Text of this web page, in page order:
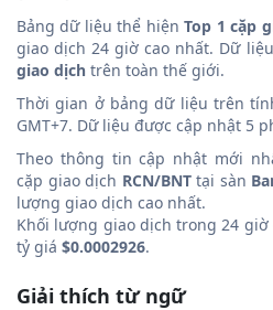
Bảng dữ liệu thể hiệnTop 1 cặp
giao dịch 24 giờ cao nhất. Dữ
giao dịch trên toàn thế giới.
Thời gian ở bảng dữ liệu trên
GMT+7. Dữ liệu được cập nhật 5
Theo thông tin cập nhật mới
cặp giao dịch RCN/BNTtại sàn
lượng giao dịch cao nhất.
Khối lượng giao dịch trong 24 giờ
tỷ giá $0.0002926.
Giải thích từ ngữ